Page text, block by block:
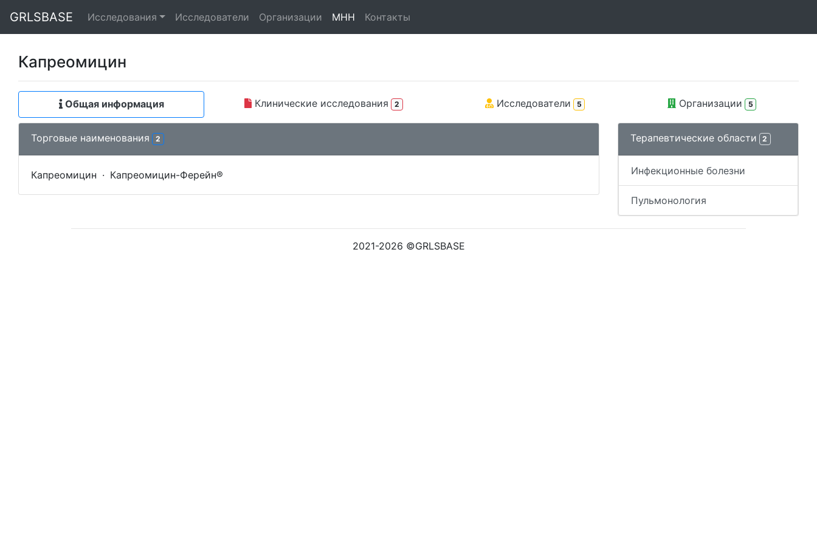
GRLSBASE Исследования Исследователи Организации МНН Контакты
Капреомицин
Общая информация Клинические исследования 2 Исследователи 5 Организации 5
Торговые наименования 2
Капреомицин · Капреомицин-Ферейн®
Терапевтические области 2
Инфекционные болезни
Пульмонология
2021-2026 ©GRLSBASE